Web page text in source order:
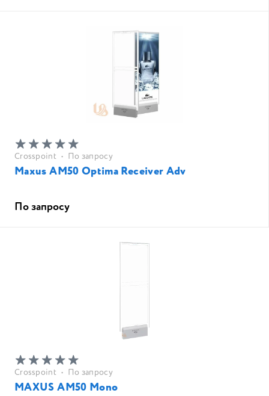
Crosspoint • По запросу
Maxus AM50 Optima Receiver Adv
По запросу
Crosspoint • По запросу
MAXUS AM50 Mono